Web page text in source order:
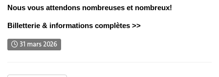
Nous vous attendons nombreuses et nombreux!
Billetterie & informations complètes >>
31 mars 2026